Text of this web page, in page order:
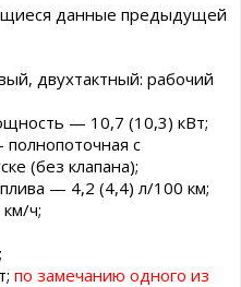
данные предыдущей
двухтактный: рабочий
— 10,7 (10,3) кВт;
с
(без клапана);
— 4,2 (4,4) л/100 км;
ч;
по замечанию одного из